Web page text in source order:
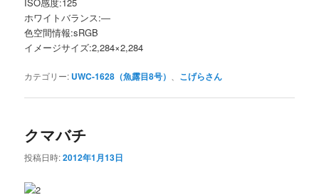
ホワイトバランス:―
色空間情報:sRGB
イメージサイズ:2,284×2,284
カテゴリー: UWC-1628（魚露目8号） こげらさん
クマバチ
投稿日時:2012年1月13日